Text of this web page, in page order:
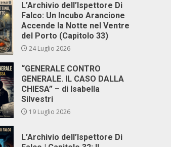
L’Archivio dell’Ispettore Di
Falco: Un Incubo Arancione
Accende la Notte nel Ventre
del Porto (Capitolo 33)
24 Luglio 2026
“GENERALE CONTRO
GENERALE. IL CASO DALLA
CHIESA” – di Isabella
Silvestri
19 Luglio 2026
L’Archivio dell’Ispettore Di